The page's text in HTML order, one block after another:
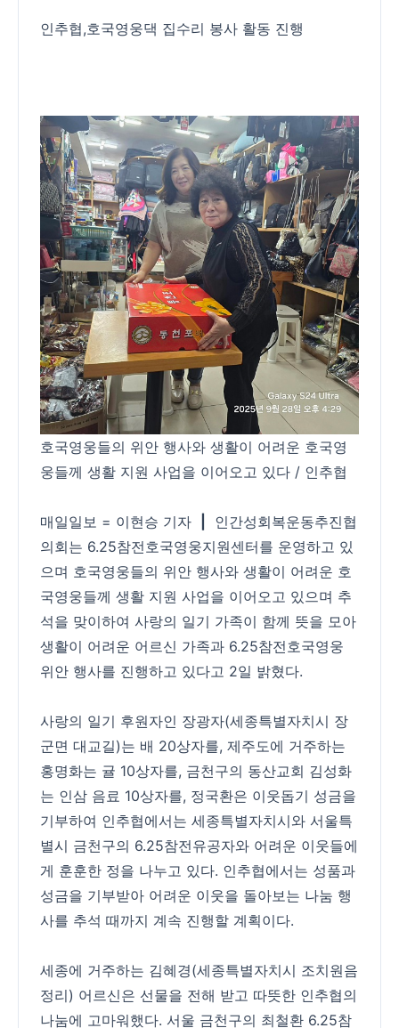
인추협,호국영웅댁 집수리 봉사 활동 진행
호국영웅들의 위안 행사와 생활이 어려운 호국영
웅들께 생활 지원 사업을 이어오고 있다 / 인추협
매일일보 = 이현승 기자
인간성회복운동추진협
의회는 6.25참전호국영웅지원센터를 운영하고 있
으며 호국영웅들의 위안 행사와 생활이 어려운 호
국영웅들께 생활 지원 사업을 이어오고 있으며 추
석을 맞이하여 사랑의 일기 가족이 함께 뜻을 모아
생활이 어려운 어르신 가족과 6.25참전호국영웅
위안 행사를 진행하고 있다고 2일 밝혔다.
사랑의 일기 후원자인 장광자(세종특별자치시 장
군면 대교길)는 배 20상자를, 제주도에 거주하는
홍명화는 귤 10상자를, 금천구의 동산교회 김성화
는 인삼 음료 10상자를, 정국환은 이웃돕기 성금을
기부하여 인추협에서는 세종특별자치시와 서울특
별시 금천구의 6.25참전유공자와 어려운 이웃들에
게 훈훈한 정을 나누고 있다. 인추협에서는 성품과
성금을 기부받아 어려운 이웃을 돌아보는 나눔 행
사를 추석 때까지 계속 진행할 계획이다.
세종에 거주하는 김혜경(세종특별자치시 조치원음
정리) 어르신은 선물을 전해 받고 따뜻한 인추협의
나눔에 고마워했다. 서울 금천구의 최철환 6.25참